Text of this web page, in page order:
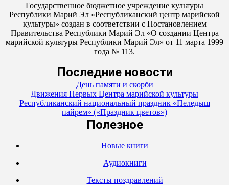
Государственное бюджетное учреждение культуры
Республики Марий Эл «Республиканский центр марийской
культуры» создан в соответствии с Постановлением
Правительства Республики Марий Эл «О создании Центра
марийской культуры Республики Марий Эл» от 11 марта 1999
года № 113.
Последние новости
День памяти и скорби
Движения Первых Центра марийской культуры
Республиканский национальный праздник «Пеледыш
пайрем» («Праздник цветов»)
Полезное
Новые книги
Аудиокниги
Тексты поздравлений